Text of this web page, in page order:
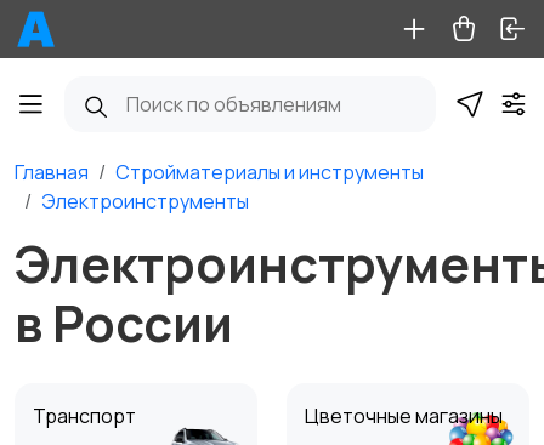
Главная
Стройматериалы и инструменты
Электроинструменты
в России
Транспорт Цветочные магазины